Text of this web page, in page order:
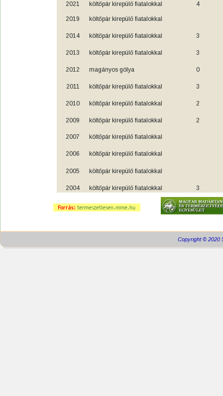
Copyright © 2020
Forrás: termeszetlesen.mme.hu
2021 költőpár kirepülő fiatalokkal 4
2019 költőpár kirepülő fiatalokkal
2014 költőpár kirepülő fiatalokkal 3
2013 költőpár kirepülő fiatalokkal 3
2012 magányos gólya 0
2011 költőpár kirepülő fiatalokkal 3
2010 költőpár kirepülő fiatalokkal 2
2009 költőpár kirepülő fiatalokkal 2
2007 költőpár kirepülő fiatalokkal
2006 költőpár kirepülő fiatalokkal
2005 költőpár kirepülő fiatalokkal
2004 költőpár kirepülő fiatalokkal 3